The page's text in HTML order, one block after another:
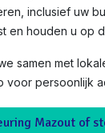
inclusief uw
en houden u op
samen met
voor persoonlijk
Mazout of